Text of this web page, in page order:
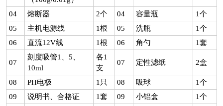
04 熔断器 2个 04 容量瓶
1个
05
主机电源线 1根 05 洗瓶
1个
06
直流12V线 1根 06 角勺 1套
07
刻度吸管1、5、
10ml
各1
支
07 定性滤纸 2盒
08 PH电极 1只 08 吸球
1个
09
说明书、合格证 1套 09 小铝盒
1个